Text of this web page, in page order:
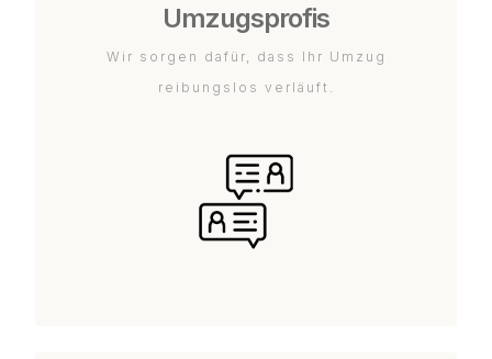
Umzugsprofis
Wir sorgen dafür, dass Ihr Umzug
reibungslos verläuft.